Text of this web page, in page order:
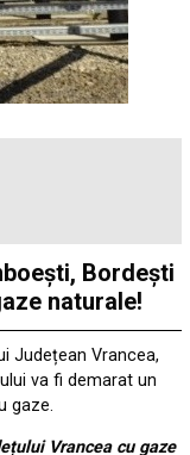
Bordești
naturale!
Județean Vrancea,
va fi demarat un
gaze.
Vrancea cu gaze